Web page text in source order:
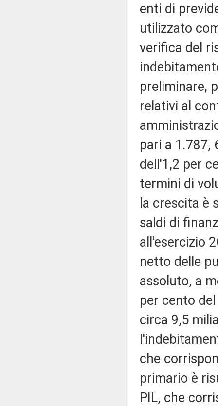
enti di
utilizzato
verifica del
preliminare,
relativi al
pari a 1.787,
dell'1,2 per
termini di
la crescita è
saldi di
all'esercizio
netto delle
assoluto, a
per cento
circa 9,5
che
primario è
PIL, che